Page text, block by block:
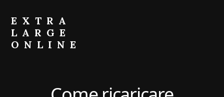
primary
sidebar
content
EXTRA
LARGE
ONLINE